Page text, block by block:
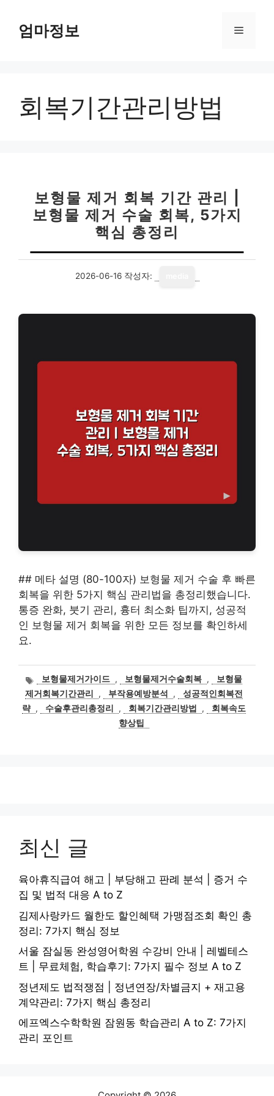
엄마정보 메
회복기간관리방법
보형물 제거 회복 기간 관리 |
보형물 제거 수술 회복, 5가지
핵심 총정리
2026-06-16 작성자:
## 메타 설명 (80-100자) 보형물 제거 수술 후 빠른
회복을 위한 5가지 핵심 관리법을 총정리했습니다.
통증 완화, 붓기 관리, 흉터 최소화 팁까지, 성공적
인 보형물 제거 회복을 위한 모든 정보를 확인하세
요.
태
그
보형물제거가이드 , 보형물제거수술회복 ,
보형물
제거회복기간관리
, 부작용예방분석 ,
성공적인회복전
략 , 수술후관리총정리 , 회복기간관리방법 ,
회복속도
향상팁
최신 글
육아휴직급여 해고 | 부당해고 판례 분석 | 증거 수
집 및 법적 대응 A to Z
김제사랑카드 월한도 할인혜택 가맹점조회 확인 총
정리: 7가지 핵심 정보
서울 잠실동 완성영어학원 수강비 안내 | 레벨테스
트 | 무료체험, 학습후기: 7가지 필수 정보 A to Z
정년제도 법적쟁점 | 정년연장/차별금지 + 재고용
계약관리: 7가지 핵심 총정리
에프엑스수학학원 잠원동 학습관리 A to Z: 7가지
관리 포인트